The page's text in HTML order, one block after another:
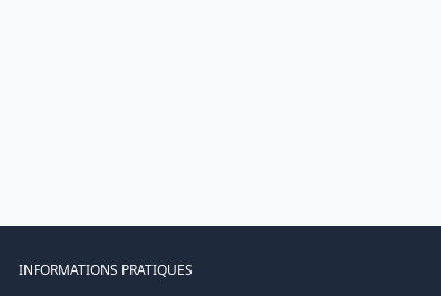
INFORMATIONS PRATIQUES